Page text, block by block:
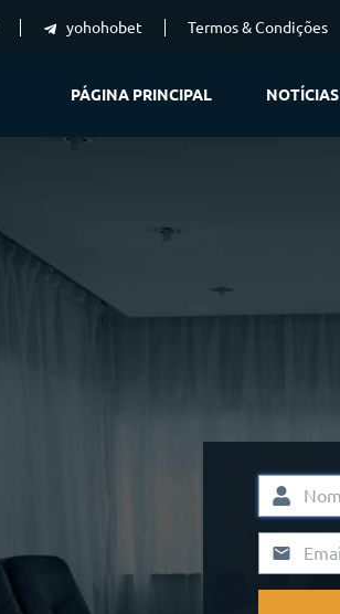
yohohobet Termos & Condições
PÁGINA PRINCIPAL NOTÍCIAS